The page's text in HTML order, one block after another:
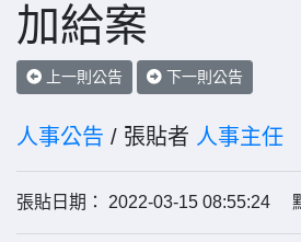
加給案
上一則公告 下一則公告
人事公告 / 張貼者 人事主任
張貼日期： 2022-03-15 08:55:24